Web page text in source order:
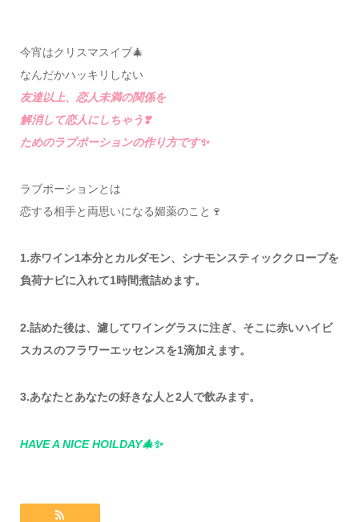
今宵はクリスマスイブ🎄
なんだかハッキリしない
友達以上、恋人未満の関係を
解消して恋人にしちゃう❣️
ためのラブポーションの作り方です✨
ラブポーションとは
恋する相手と両思いになる媚薬のこと🍷
1.赤ワイン1本分とカルダモン、シナモンスティッククローブを
負荷ナビに入れて1時間煮詰めます。
2.詰めた後は、濾してワイングラスに注ぎ、そこに赤いハイビ
スカスのフラワーエッセンスを1滴加えます。
3.あなたとあなたの好きな人と2人で飲みます。
HAVE A NICE HOILDAY🎄✨